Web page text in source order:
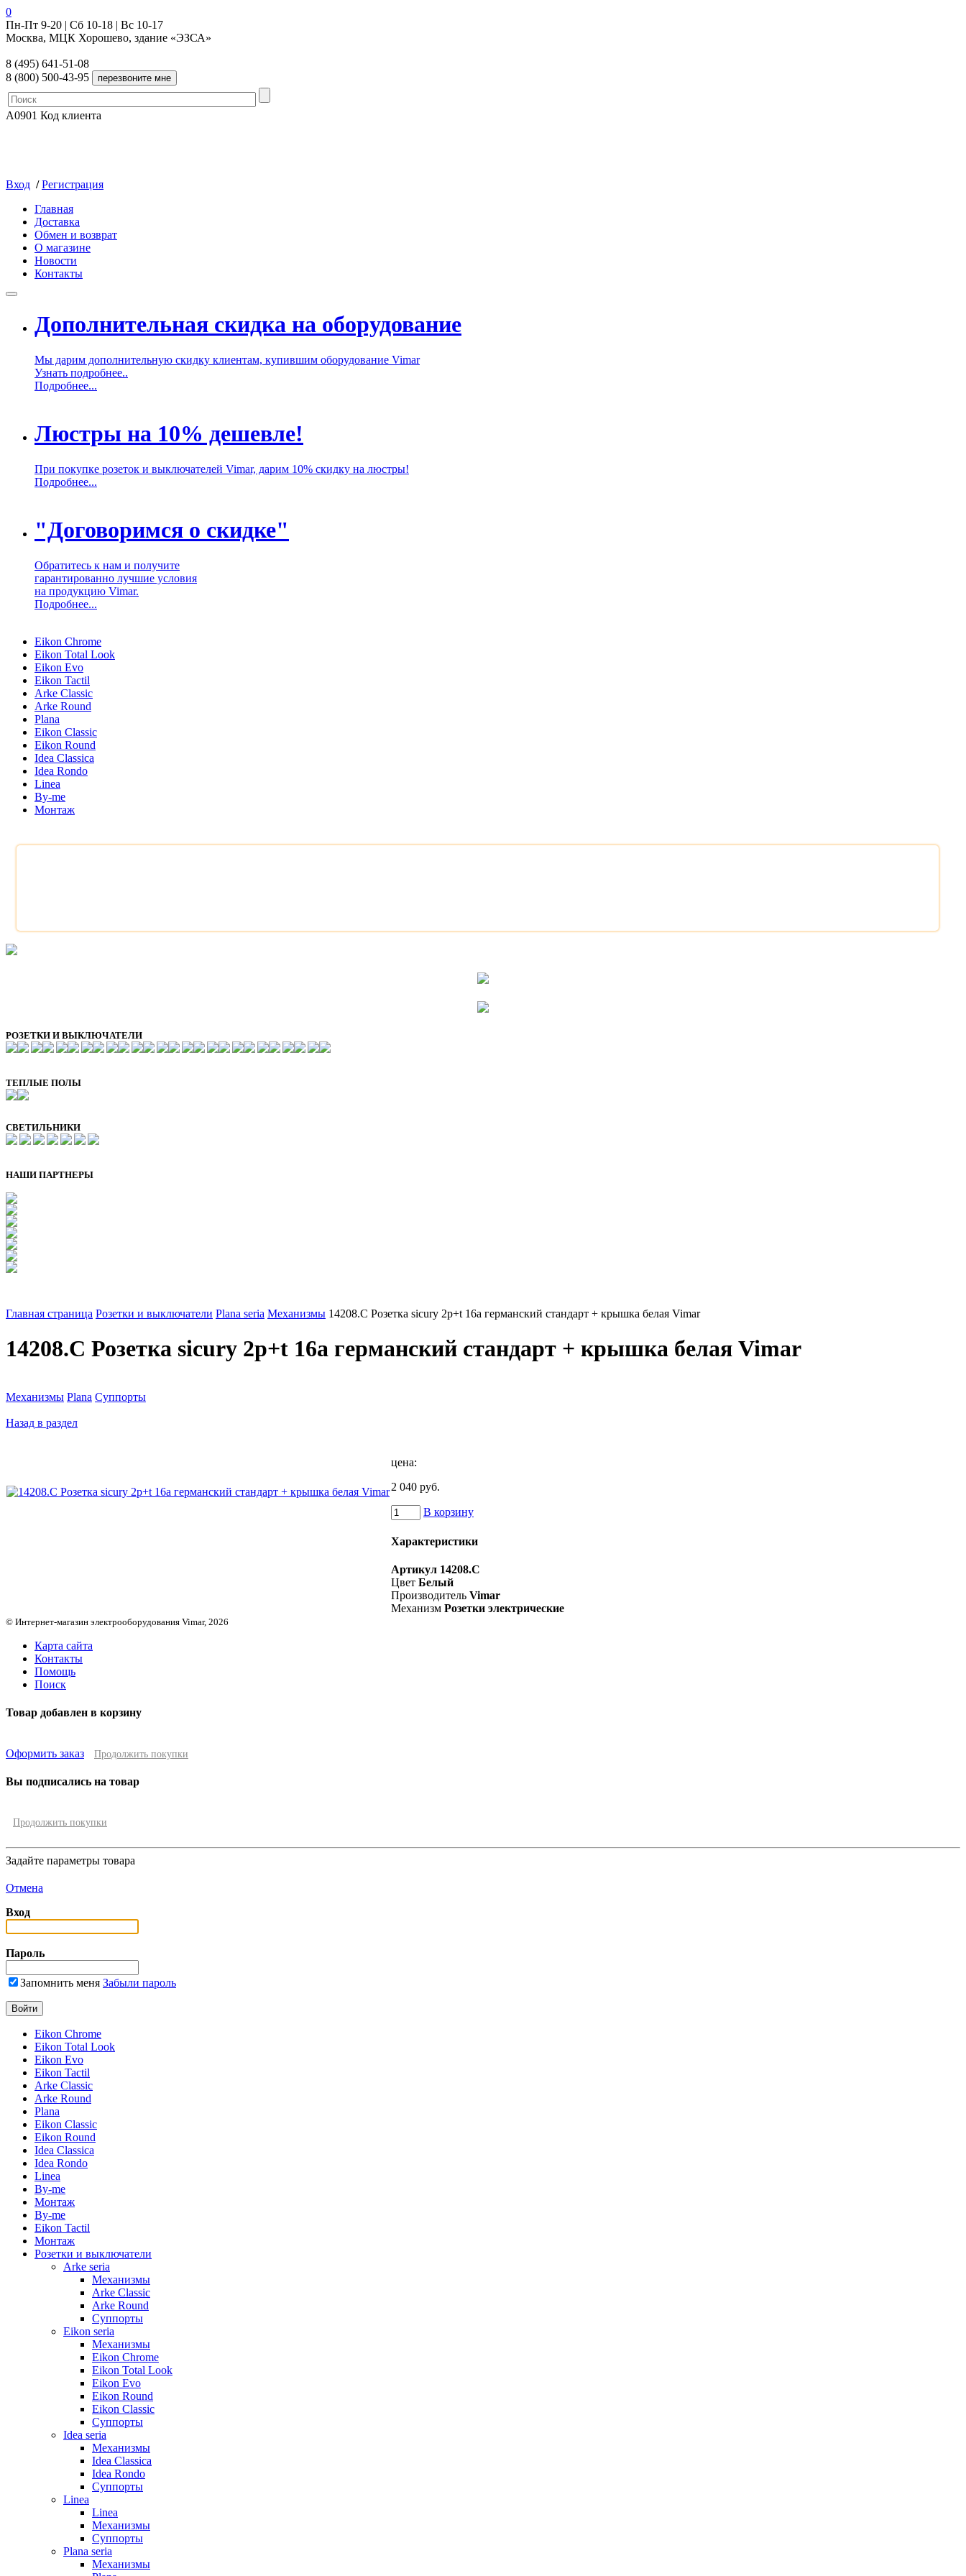
0
Пн-Пт 9-20 | Сб 10-18 | Вс 10-17
Москва, МЦК Хорошево, здание «ЭЗСА»
8 (495) 641-51-08
8 (800) 500-43-95
A0901 Код клиента
Вход / Регистрация
Главная
Доставка
Обмен и возврат
О магазине
Новости
Контакты
Дополнительная скидка на оборудование
Мы дарим дополнительную скидку клиентам, купившим оборудование Vimar
Узнать подробнее..
Подробнее...
Люстры на 10% дешевле!
При покупке розеток и выключателей Vimar, дарим 10% скидку на люстры!
Подробнее...
"Договоримся о скидке"
Обратитесь к нам и получите
гарантированно лучшие условия
на продукцию Vimar.
Подробнее...
Eikon Chrome
Eikon Total Look
Eikon Evo
Eikon Tactil
Arke Classic
Arke Round
Plana
Eikon Classic
Eikon Round
Idea Classica
Idea Rondo
Linea
By-me
Монтаж
РОЗЕТКИ И ВЫКЛЮЧАТЕЛИ
ТЕПЛЫЕ ПОЛЫ
СВЕТИЛЬНИКИ
НАШИ ПАРТНЕРЫ
Главная страница Розетки и выключатели Plana seria Механизмы 14208.C Розетка sicury 2p+t 16a германский стандарт + крышка белая Vimar
14208.C Розетка sicury 2p+t 16a германский стандарт + крышка белая Vimar
Механизмы Plana Суппорты
Назад в раздел
цена:
2 040 руб.
В корзину
Характеристики
Артикул 14208.C
Цвет Белый
Производитель Vimar
Механизм Розетки электрические
© Интернет-магазин электрооборудования Vimar, 2026
Карта сайта
Контакты
Помощь
Поиск
Товар добавлен в корзину
Оформить заказ Продолжить покупки
Вы подписались на товар
Продолжить покупки
Задайте параметры товара
Отмена
Вход
Пароль
Запомнить меня Забыли пароль
Eikon Chrome
Eikon Total Look
Eikon Evo
Eikon Tactil
Arke Classic
Arke Round
Plana
Eikon Classic
Eikon Round
Idea Classica
Idea Rondo
Linea
By-me
Монтаж
By-me
Eikon Tactil
Монтаж
Розетки и выключатели
Arke seria
Механизмы
Arke Classic
Arke Round
Суппорты
Eikon seria
Механизмы
Eikon Chrome
Eikon Total Look
Eikon Evo
Eikon Round
Eikon Classic
Суппорты
Idea seria
Механизмы
Idea Classica
Idea Rondo
Суппорты
Linea
Linea
Механизмы
Суппорты
Plana seria
Механизмы